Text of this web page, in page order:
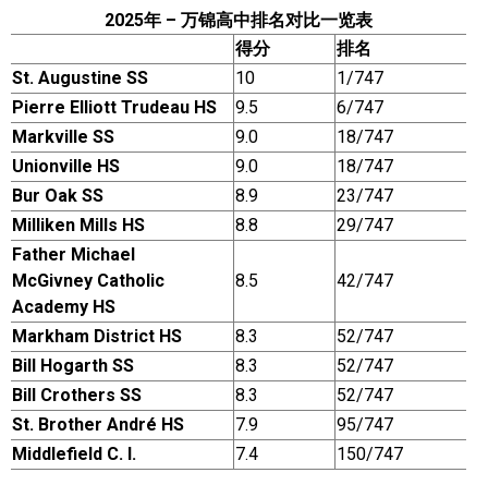
万锦楼花项目
新居民
新移民指南
留学生指南
实用链接
加拿大房地产网站
大多伦多教育网站
大多伦多医疗机构
加拿大银行贷款机构
大多伦多交通网络
2025年 – 万锦高中排名对比一览表
得分
排名
Middlefield C. I. 7.4 150/747
St. Augustine SS 10
1/747
Pierre Elliott Trudeau HS
9.5
6/747
Markville SS
9.0
18/747
Unionville HS
9.0
18/747
Bur Oak SS
8.9
23/747
Milliken Mills HS
8.8
29/747
Father Michael
McGivney Catholic
Academy HS
8.5 42/747
Markham District HS 8.3
52/747
Bill Hogarth SS
8.3
52/747
Bill Crothers SS
8.3
52/747
St. Brother André HS
7.9 95/747